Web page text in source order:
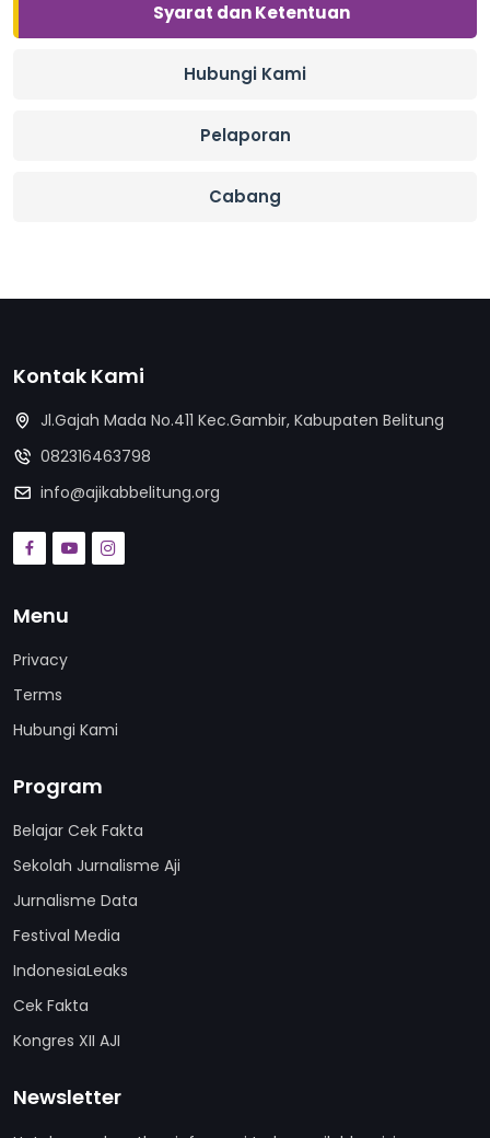
Syarat dan Ketentuan
Hubungi Kami
Pelaporan
Cabang
Kontak Kami
Jl.Gajah Mada No.411 Kec.Gambir, Kabupaten Belitung
082316463798
info@ajikabbelitung.org
Menu
Privacy
Terms
Hubungi Kami
Program
Belajar Cek Fakta
Sekolah Jurnalisme Aji
Jurnalisme Data
Festival Media
IndonesiaLeaks
Cek Fakta
Kongres XII AJI
Newsletter